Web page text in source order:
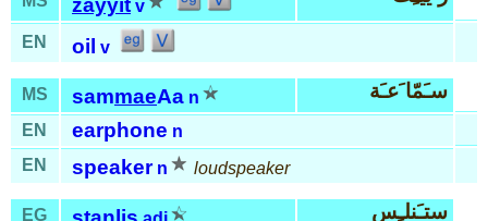
zayyit v
EN oil v
MS sammaeAa n سـَمّا َعـَة
EN earphone n
EN
speaker n loudspeaker
EG ستـَنلـِس